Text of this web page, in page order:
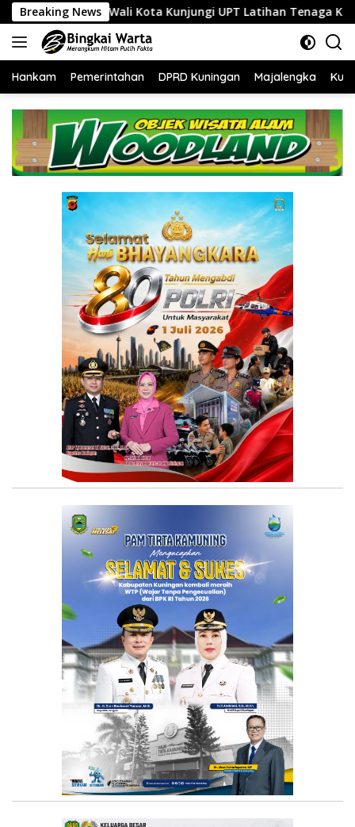
Langsung
ke
konten
Breaking News
Kunjungi UPT Latihan Tenaga Kerja, Siapkan SDM
Hankam Pemerintahan DPRD Kuningan Majalengka